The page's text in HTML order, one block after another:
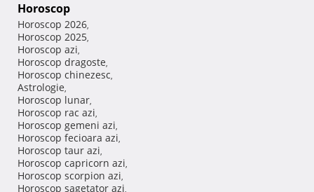
Horoscop
Horoscop 2026,
Horoscop 2025,
Horoscop azi,
Horoscop dragoste,
Horoscop chinezesc,
Astrologie,
Horoscop lunar,
Horoscop rac azi,
Horoscop gemeni azi,
Horoscop fecioara azi,
Horoscop taur azi,
Horoscop capricorn azi,
Horoscop scorpion azi,
Horoscop sagetator azi,